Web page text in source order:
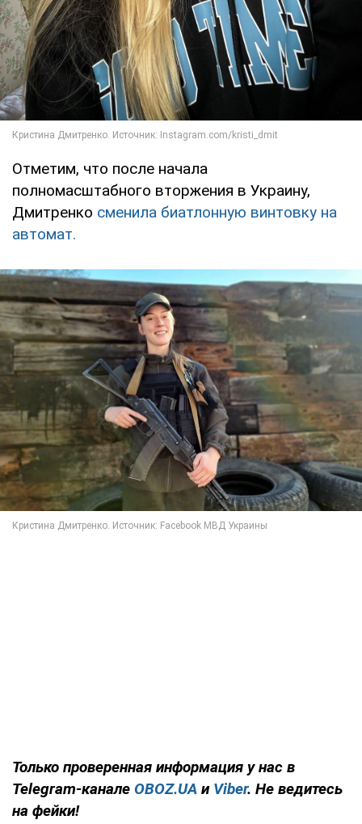
Отметим, что после начала
полномасштабного вторжения в Украину,
Дмитренко сменила биатлонную винтовку на
автомат.
Только проверенная информация у нас в
Telegram-канале OBOZ.UA и Viber. Не ведитесь
на фейки!